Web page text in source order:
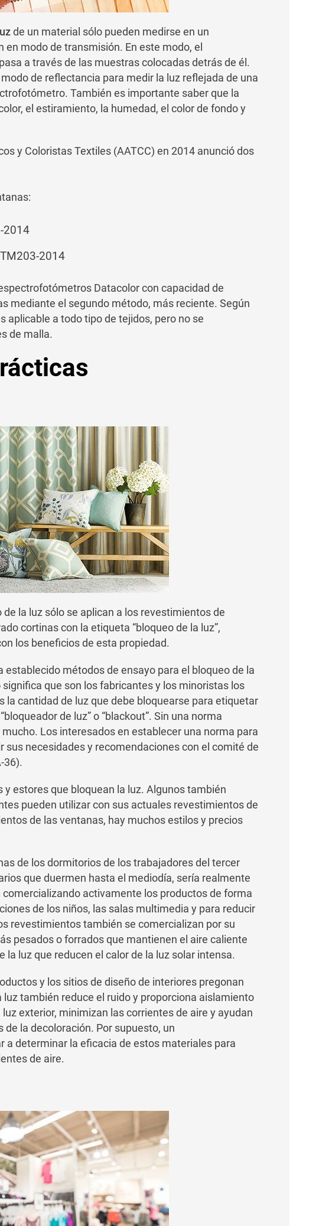
de un material sólo pueden medirse en un
modo de transmisión. En este modo, el
a través de las muestras colocadas detrás de él.
de reflectancia para medir la luz reflejada de una
También es importante saber que la
el estiramiento, la humedad, el color de fondo y
y Coloristas Textiles (AATCC) en 2014 anunció dos
2014
2014
Datacolor con capacidad de
mediante el segundo método, más reciente. Según
aplicable a todo tipo de tejidos, pero no se
de malla.
la luz sólo se aplican a los revestimientos de
cortinas con la etiqueta “bloqueo de la luz”,
los beneficios de esta propiedad.
establecido métodos de ensayo para el bloqueo de la
que son los fabricantes y los minoristas los
la cantidad de luz que debe bloquearse para etiquetar
de luz” o “blackout”. Sin una norma
Los interesados en establecer una norma para
sus necesidades y recomendaciones con el comité de
36).
estores que bloquean la luz. Algunos también
pueden utilizar con sus actuales revestimientos de
de las ventanas, hay muchos estilos y precios
de los dormitorios de los trabajadores del tercer
que duermen hasta el mediodía, sería realmente
activamente los productos de forma
de los niños, las salas multimedia y para reducir
revestimientos también se comercializan por su
pesados o forrados que mantienen el aire caliente
la luz que reducen el calor de la luz solar intensa.
y los sitios de diseño de interiores pregonan
también reduce el ruido y proporciona aislamiento
exterior, minimizan las corrientes de aire y ayudan
la decoloración. Por supuesto, un
a determinar la eficacia de estos materiales para
de aire.